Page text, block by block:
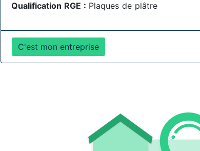
Qualification RGE : Plaques de plâtre
C'est mon entreprise